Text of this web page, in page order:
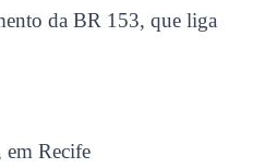
da BR 153, que liga
em Recife